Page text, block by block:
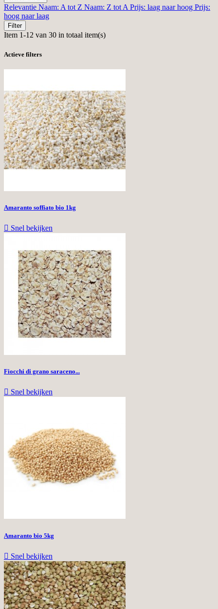
Relevantie Naam: A tot Z Naam: Z tot APrijs: laag naar hoog Prijs:
hoog naar laag
Filter
Item 1-12 van 30 in totaal item(s)
Actieve filters
Amaranto soffiato bio 1kg
 Snel bekijken
Fiocchi di grano saraceno...
 Snel bekijken
Amaranto bio 5kg
 Snel bekijken